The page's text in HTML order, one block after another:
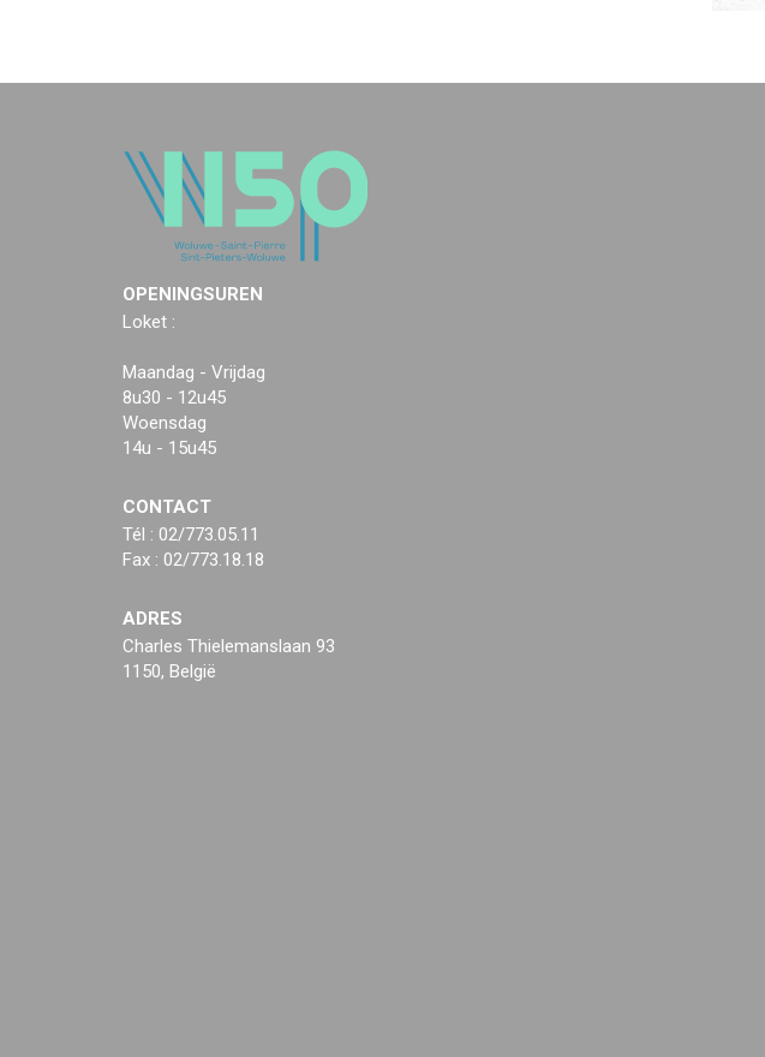
OPENINGSUREN
Loket :
Maandag - Vrijdag
8u30 - 12u45
Woensdag
14u - 15u45
CONTACT
Tél : 02/773.05.11
Fax : 02/773.18.18
ADRES
Charles Thielemanslaan 93
1150, België